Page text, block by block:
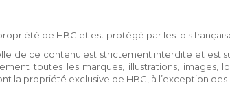
de HBG et est protégé par les lois
de ce contenu est strictement interdite et est
toutes les marques, illustrations, images,
la propriété exclusive de HBG, à l’exception